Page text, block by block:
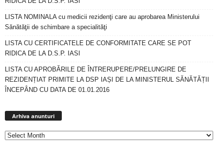
LISTA NOMINALA cu medicii rezidenţi care au aprobarea Ministerului
Sănătăţii de schimbare a specialităţi
LISTA CU CERTIFICATELE DE CONFORMITATE CARE SE POT
RIDICA DE LA D.S.P. IASI
LISTA CU APROBĂRILE DE ÎNTRERUPERE/PRELUNGIRE DE
REZIDENȚIAT PRIMITE LA DSP IAȘI DE LA MINISTERUL SĂNĂTĂȚII
ÎNCEPÂND CU DATA DE 01.01.2016
Arhiva anunturi